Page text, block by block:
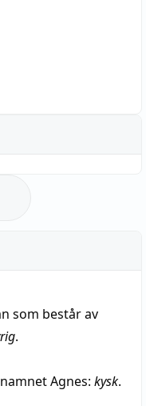
som består av
.
Agnes: kysk.